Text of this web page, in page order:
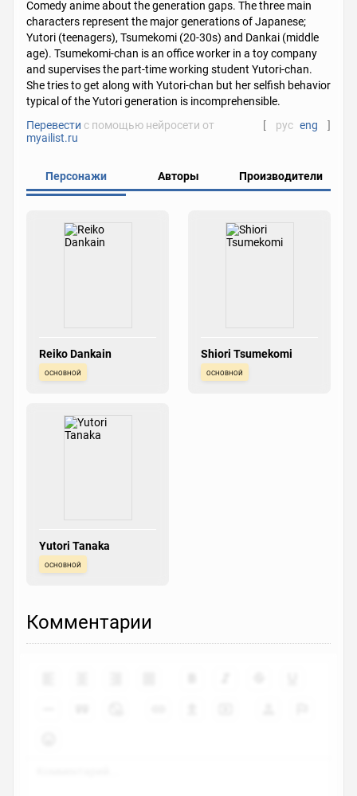
Comedy anime about the generation gaps. The three main
characters represent the major generations of Japanese;
Yutori (teenagers), Tsumekomi (20-30s) and Dankai (middle
age). Tsumekomi-chan is an office worker in a toy company
and supervises the part-time working student Yutori-chan.
She tries to get along with Yutori-chan but her selfish behavior
typical of the Yutori generation is incomprehensible.
Перевести с помощью нейросети от
myailist.ru
[ рус eng ]
Персонажи Авторы Производители
Reiko Dankain
основной
Shiori Tsumekomi
основной
Yutori Tanaka
основной
Комментарии